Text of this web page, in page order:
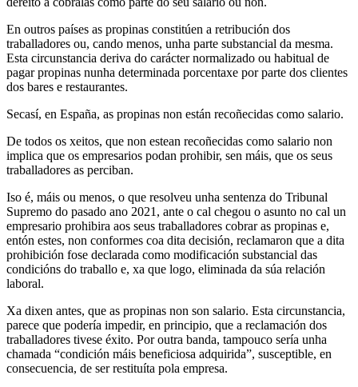
En outros países as propinas constitúen a retribución dos
traballadores ou, cando menos, unha parte substancial da mesma.
Esta circunstancia deriva do carácter normalizado ou habitual de
pagar propinas nunha determinada porcentaxe por parte dos clientes
dos bares e restaurantes.
Secasí, en España, as propinas non están recoñecidas como salario.
De todos os xeitos, que non estean recoñecidas como salario non
implica que os empresarios podan prohibir, sen máis, que os seus
traballadores as perciban.
Iso é, máis ou menos, o que resolveu unha sentenza do Tribunal
Supremo do pasado ano 2021, ante o cal chegou o asunto no cal un
empresario prohibira aos seus traballadores cobrar as propinas e,
entón estes, non conformes coa dita decisión, reclamaron que a dita
prohibición fose declarada como modificación substancial das
condicións do traballo e, xa que logo, eliminada da súa relación
laboral.
Xa dixen antes, que as propinas non son salario. Esta circunstancia,
parece que podería impedir, en principio, que a reclamación dos
traballadores tivese éxito. Por outra banda, tampouco sería unha
chamada “condición máis beneficiosa adquirida”, susceptible, en
consecuencia, de ser restituíta pola empresa.